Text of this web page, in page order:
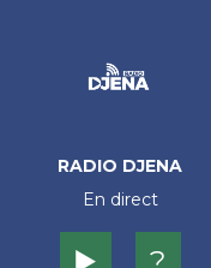
RADIO DJENA
En direct